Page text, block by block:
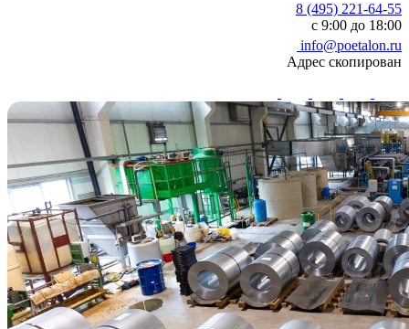
8 (495) 221-64-55
с 9:00 до 18:00
info@poetalon.ru
Адрес скопирован